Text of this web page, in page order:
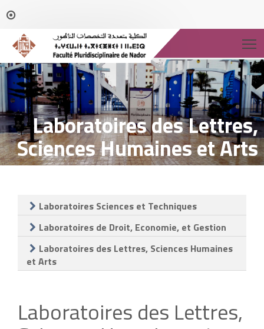
Laboratoires des Lettres,
Sciences Humaines et Arts
Laboratoires Sciences et Techniques
Laboratoires de Droit, Economie, et Gestion
Laboratoires des Lettres, Sciences Humaines
et Arts
Laboratoires des Lettres,